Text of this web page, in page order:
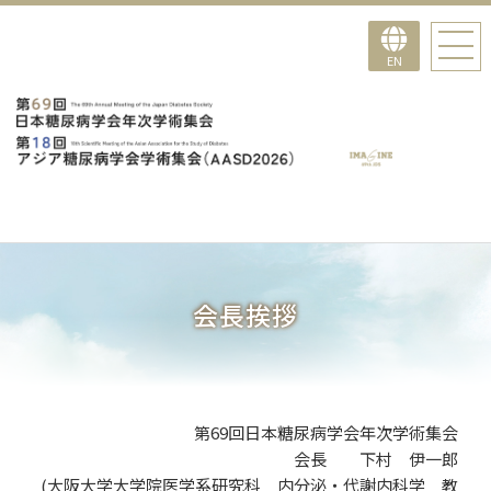
EN
会長挨拶
第69回日本糖尿病学会年次学術集会
会長 下村 伊一郎
(大阪大学大学院医学系研究科 内分泌・代謝内科学 教